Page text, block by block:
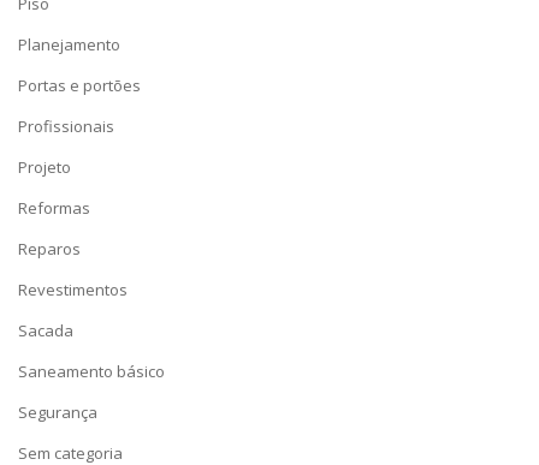
Planejamento
Portas e portões
Profissionais
Projeto
Reformas
Reparos
Revestimentos
Sacada
Saneamento básico
Segurança
Sem categoria